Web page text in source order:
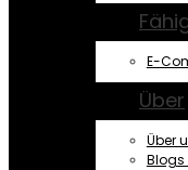
E-
Über
Über